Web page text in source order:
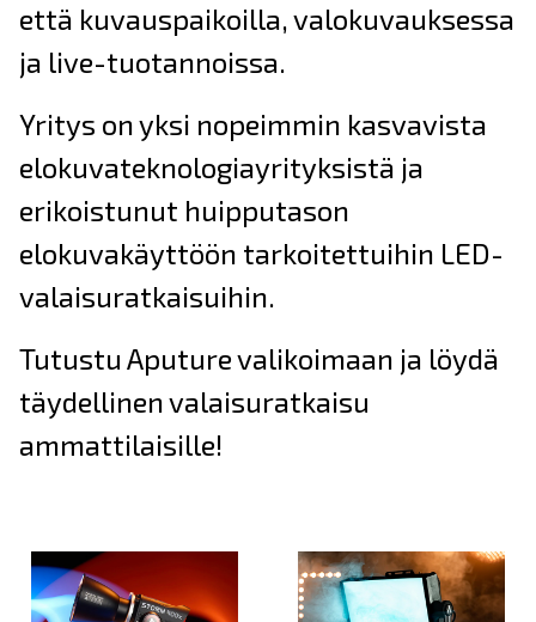
että kuvauspaikoilla, valokuvauksessa
ja live-tuotannoissa.
Yritys on yksi nopeimmin kasvavista
elokuvateknologiayrityksistä ja
erikoistunut huipputason
elokuvakäyttöön tarkoitettuihin LED-
valaisuratkaisuihin.
Tutustu Aputure valikoimaan ja löydä
täydellinen valaisuratkaisu
ammattilaisille!